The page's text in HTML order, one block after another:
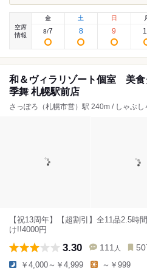
空席
情報
金
8/7
土
8
日
9
和＆ヴィラリゾート個室 美
季舞 札幌駅前店
さっぽろ（札幌市営）駅 240m / しゃぶ
【祝13周年】【超割引】全11品2.5
け!!4000円
3.30 111 人
￥4,000～￥4,999 ～￥999